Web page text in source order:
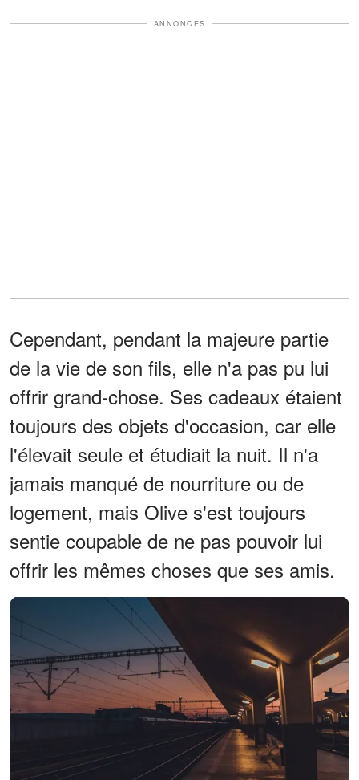
ANNONCES
Cependant, pendant la majeure partie
de la vie de son fils, elle n'a pas pu lui
offrir grand-chose. Ses cadeaux étaient
toujours des objets d'occasion, car elle
l'élevait seule et étudiait la nuit. Il n'a
jamais manqué de nourriture ou de
logement, mais Olive s'est toujours
sentie coupable de ne pas pouvoir lui
offrir les mêmes choses que ses amis.